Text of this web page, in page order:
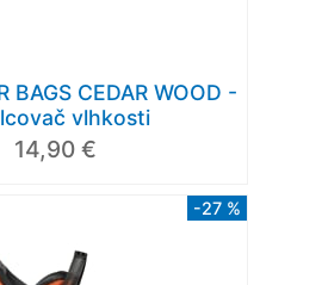
BAGS CEDAR WOOD -
vlhkosti
14,90 €
-27 %